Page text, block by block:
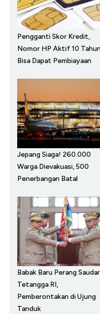
Pengganti Skor Kredit,
Nomor HP Aktif 10 Tahun
Bisa Dapat Pembiayaan
Jepang Siaga! 260.000
Warga Dievakuasi, 500
Penerbangan Batal
Babak Baru Perang
Tetangga RI,
Pemberontakan di Ujung
Tanduk